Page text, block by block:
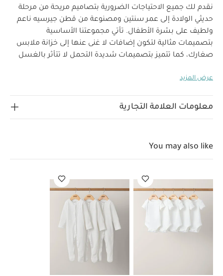
نقدم لك جميع الاحتياجات الضرورية بتصاميم مريحة من مرحلة
حديثي الولادة إلى عمر سنتين ومصنوعة من قطن جيرسيه ناعم
ولطيف على بشرة الأطفال. تأتي مجموعتنا الأساسية
بتصميمات مثالية لتكون إضافات لا غنى عنها إلى خزانة ملابس
صغارك، كما تتميز بتصميمات شديدة التحمل لا تتأثر بالغسل
اللباس القطعة الواحدة المصنوع من قطن ناعم بأكمام طويلة،
وكباسين خالية من النيكل لا تسبب تهيجًا لبشرة الطفل.
تعليمات العناية/الإرشادات:
غسل على درجة حرارة 40 درجة مئوية
ممنوع استخدام
المبيضات
تجفيف على درجة حرارة منخفضة
حرارة منخفضة
ممنوع التنظيف الجاف
تغسل الألوان
الداكنة على حدة
كيّ على الجانب الداخلي قد يعجبك أيضاً:
طقم بيجاما قطعة واحدة عضوية بلون أبيض - 3 قطع
عرض المزيد
معلومات العلامة التجارية
You may also like